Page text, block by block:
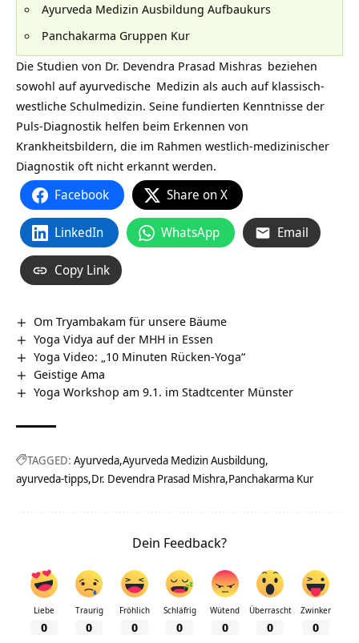
Ayurveda Medizin Ausbildung Aufbaukurs
Panchakarma Gruppen Kur
Die Studien von Dr. Devendra Prasad Mishras beziehen
sowohl aufayurvedische Medizin als auch auf klassisch-
westliche Schulmedizin. Seine fundierten Kenntnisse der
Puls-Diagnostik helfen beim Erkennen von
Krankheitsbildern, die im Rahmen westlich-medizinischer
Diagnostik oft nicht erkannt werden.
Facebook Share on X
LinkedIn WhatsApp Email
Copy Link
Om Tryambakam für unsere Bäume
Yoga Vidya auf der MHH in Essen
Yoga Video: „10 Minuten Rücken-Yoga“
Geistige Ama
Yoga Workshop am 9.1. im Stadtcenter Münster
TAGGED: Ayurveda Ayurveda Medizin Ausbildung
ayurveda-tipps Dr. Devendra Prasad Mishra Panchakarma Kur
Dein Feedback?
Liebe
0
Traurig
0
Fröhlich
0
Schläfrig
0
Wütend
0
Überrascht
0
Zwinker
0